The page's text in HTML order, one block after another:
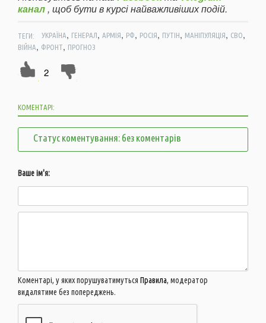
канал, щоб бути в курсі найважливіших подій.
ТЕГИ: УКРАЇНА, ГЕНЕРАЛ, АРМІЯ, РФ, РОСІЯ, ПУТІН, МАНІПУЛЯЦІЯ, СВО,
ВІЙНА, ФРОНТ, ПРОГНОЗ
2
КОМЕНТАРІ:
Статус коментування: без коментарів
Ваше ім'я:
Коментарі, у яких порушуватимуться Правила, модератор
видалятиме без попереджень.